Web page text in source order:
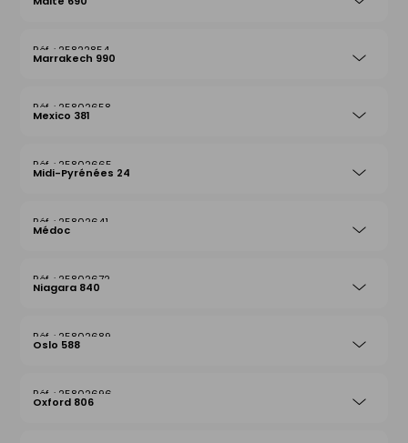
25822854
Marrakech 990
25802658
Mexico 381
25802665
Midi-Pyrénées 24
25802641
Médoc
25802672
Niagara 840
25802689
Oslo 588
25802696
Oxford 806